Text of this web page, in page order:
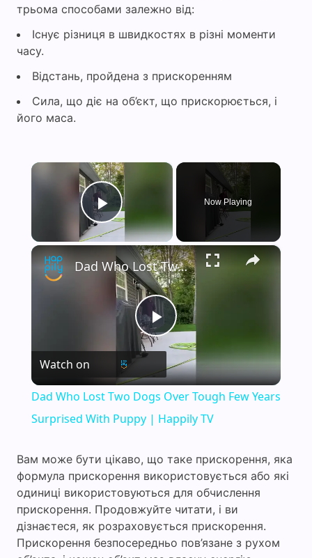
трьома способами залежно від:
Існує різниця в швидкостях в різні моменти
часу.
Відстань, пройдена з прискоренням
Сила, що діє на об’єкт, що прискорюється, і
його маса.
×
Play Video
Now Playing
×
P
l
a
y
V
i
Dad Who Lost Two Dogs Over Tough Few Years Surprised With Puppy | Happily TV
Watch on
Dad Who Lost Two Dogs Over Tough Few Years
Surprised With Puppy | Happily TV
Вам може бути цікаво, що таке прискорення, яка
формула прискорення використовується або які
одиниці використовуються для обчислення
прискорення. Продовжуйте читати, і ви
дізнаєтеся, як розраховується прискорення.
Прискорення безпосередньо пов’язане з рухом